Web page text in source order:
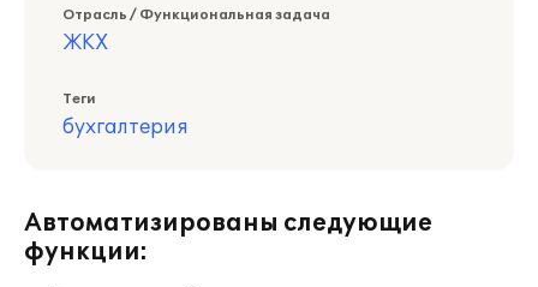
Отрасль / Функциональная задача
ЖКХ
Теги
бухгалтерия
Автоматизированы следующие
функции: